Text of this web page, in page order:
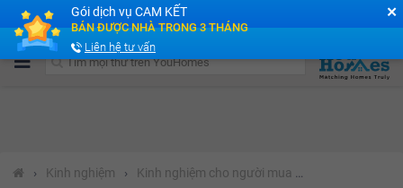
Cộng đồng Môi giới bPRO
› Kinh nghiệm ›
✕
Gói dịch vụ CAM KẾT
BÁN ĐƯỢC NHÀ TRONG 3 THÁNG
Liên hệ tư vấn